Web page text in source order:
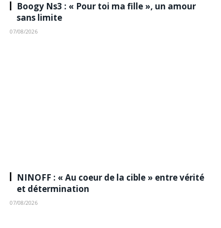
Boogy Ns3 : « Pour toi ma fille », un amour
sans limite
07/08/2026
NINOFF : « Au coeur de la cible » entre vérité
et détermination
07/08/2026